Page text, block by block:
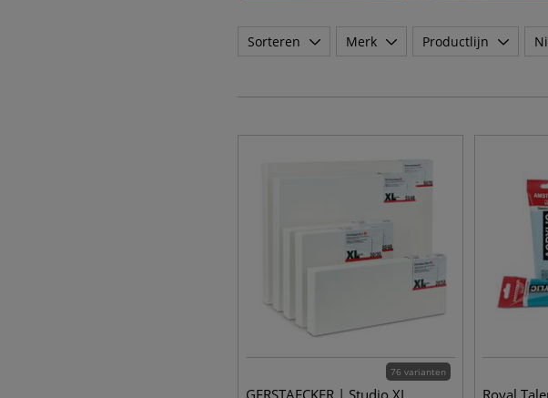
Sorteren Merk Productlijn
76 varianten
GERSTAECKER | Studio XL
Royal